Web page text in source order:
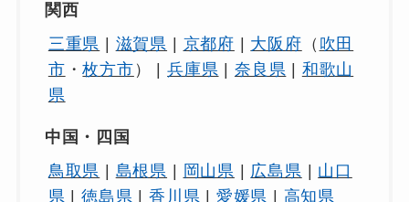
関西
三重県
滋賀県 京都府 大阪府 （ 吹田
市 ・枚方市 ） |兵庫県 奈良県
和歌山
県
中国・四国
鳥取県 | 島根県 | 岡山県 | 広島県 | 山口
県 |徳島県 | 香川県 | 愛媛県 | 高知県